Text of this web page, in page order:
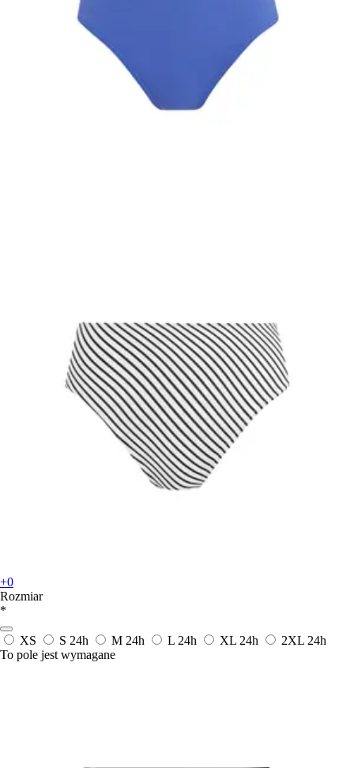
+0
Rozmiar
*
XS S 24h M 24h L 24h XL 24h 2XL 24h
To pole jest wymagane